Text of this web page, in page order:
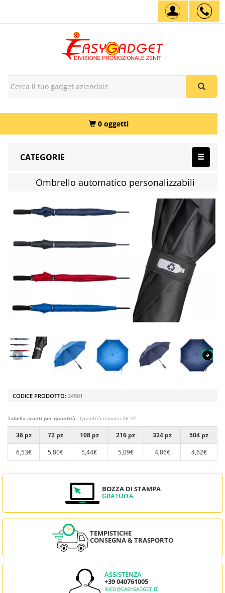
0 oggetti
CATEGORIE
Ombrello automatico personalizzabili
CODICE PRODOTTO: 24501
Tabella sconti per quantità - Quantità minima 36 PZ
36 pz 72 pz 108 pz 216 pz 324 pz
504 pz
6,53€
5,80€ 5,44€ 5,09€ 4,86€ 4,62€
BOZZA DI STAMPA
GRATUITA
TEMPISTICHE
CONSEGNA & TRASPORTO
ASSISTENZA
+39 040761005
INFO@EASYGADGET.IT